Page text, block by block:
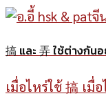
搞 และ 弄 ใช้ต่างกันอ
เมื่อไหร่ใช้ 搞 เมื่